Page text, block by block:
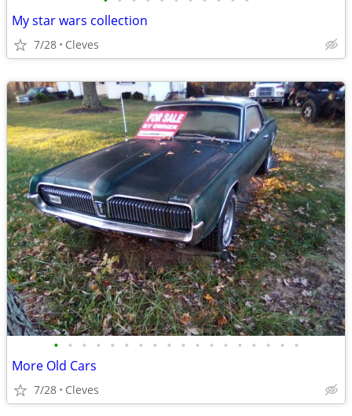
My star wars collection
7/28 Cleves
• • • • • • • • • • • • • • • • • •
More Old Cars
7/28 Cleves